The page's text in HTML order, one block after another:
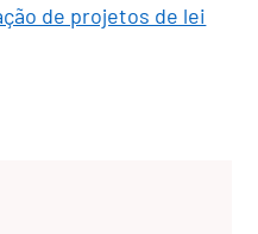
de projetos de lei